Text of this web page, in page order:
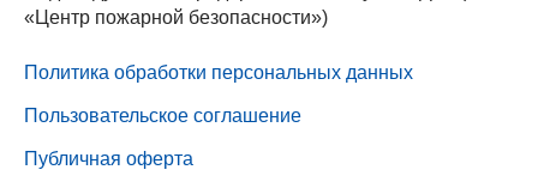
«Центр пожарной безопасности»)
Политика обработки персональных данных
Пользовательское соглашение
Публичная оферта